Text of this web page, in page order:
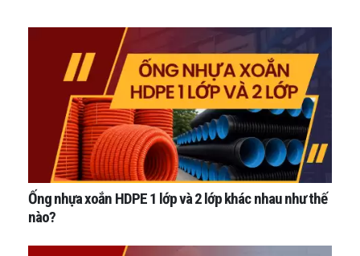
Ống nhựa xoắn HDPE 1 lớp và 2 lớp khác nhau như thế
nào?